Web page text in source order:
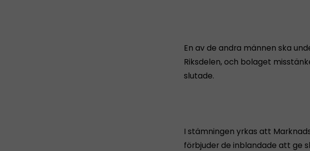
En av de andra männen ska
Riksdelen, och bolaget
slutade.
I stämningen yrkas att
förbjuder de inblandade att ge